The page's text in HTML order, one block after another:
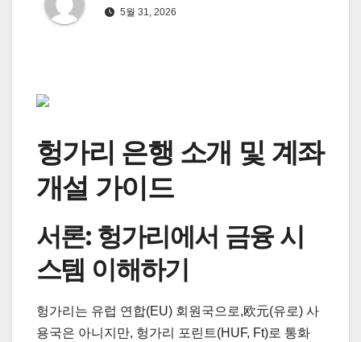
5월 31, 2026
헝가리 은행 소개 및 계좌
개설 가이드
서론: 헝가리에서 금융 시
스템 이해하기
헝가리는 유럽 연합(EU) 회원국으로,欧元(유로) 사
용국은 아니지만, 헝가리 포린트(HUF, Ft)로 통화